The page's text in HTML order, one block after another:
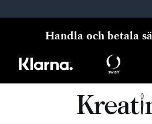
Handla och betala